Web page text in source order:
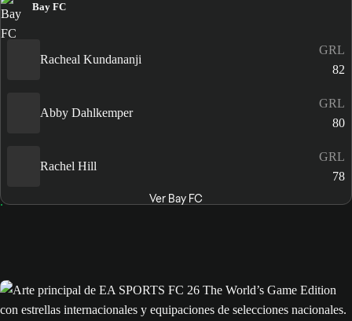
Bay FC
Racheal Kundananji
GRL
82
Abby Dahlkemper
GRL
80
Rachel Hill
GRL
78
Ver Bay FC